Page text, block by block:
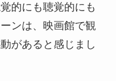
的にも聴覚的にも
ンは、映画館で観
があると感じまし